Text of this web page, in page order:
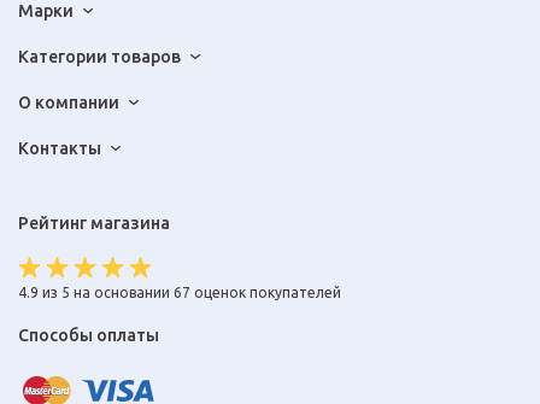
Марки
Категории товаров
О компании
Контакты
Рейтинг магазина
4.9 из 5 на основании 67 оценок покупателей
Способы оплаты